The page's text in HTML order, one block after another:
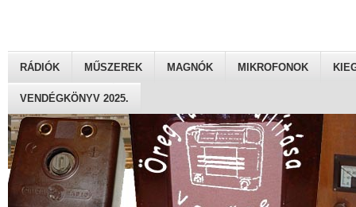
RÁDIÓK MŰSZEREK MAGNÓK MIKROFONOK
VENDÉGKÖNYV 2025.